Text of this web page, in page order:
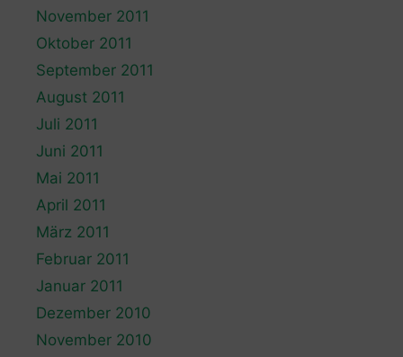
November 2011
Oktober 2011
September 2011
August 2011
Juli 2011
Juni 2011
Mai 2011
April 2011
März 2011
Februar 2011
Januar 2011
Dezember 2010
November 2010